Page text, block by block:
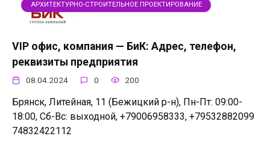
АРХИТЕКТУРНО-СТРОИТЕЛЬНОЕ ПРОЕКТИРОВАНИЕ
VIP офис, компания — БиК: Адрес, телефон,
реквизиты предприятия
08.04.2024 0 200
Брянск, Литейная, 11 (Бежицкий р-н), Пн-Пт: 09:00-
18:00, Сб-Вс: выходной, +79006958333, +79532882099
74832422112